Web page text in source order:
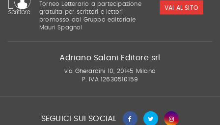
Torneo Letterario a partecipazione
gratuita per scrittori e lettori
promosso dal Gruppo editoriale
Mauri Spagnol
VAI AL SITO
Adriano Salani Editore srl
via Gherardini 10, 20145 Milano
P. IVA 12630510159
SEGUICI SUI SOCIAL